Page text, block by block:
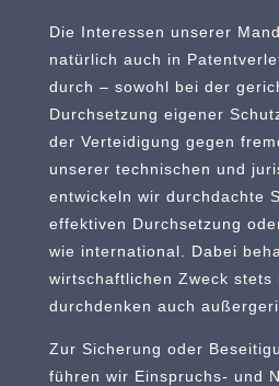
Die Interessen unserer
natürlich auch in
durch – sowohl bei der
Durchsetzung eigener
der Verteidigung gegen
unserer technischen und
entwickeln wir durchdachte
effektiven Durchsetzung
wie international. Dabei
wirtschaftlichen Zweck stets
durchdenken auch
Zur Sicherung oder
führen wir Einspruchs- und